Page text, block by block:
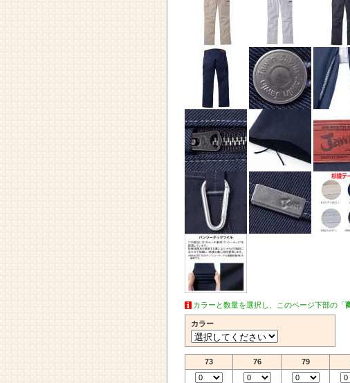
カラーと数量を選択し、このページ下部の「
カラー
73 76 79